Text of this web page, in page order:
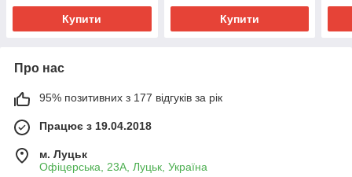
Купити Купити
Про нас
95% позитивних з 177 відгуків за рік
Працює з 19.04.2018
м. Луцьк
Офіцерська, 23А, Луцьк, Україна